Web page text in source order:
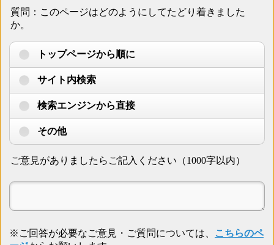
質問：このページはどのようにしてたどり着きました
か。
トップページから順に
サイト内検索
検索エンジンから直接
その他
ご意見がありましたらご記入ください（1000字以内）
※ご回答が必要なご意見・ご質問については、
こちらのペ